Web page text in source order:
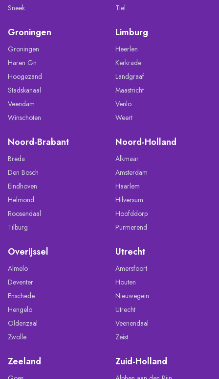
Sneek
Tiel
Groningen
Groningen
Haren Gn
Hoogezand
Stadskanaal
Veendam
Winschoten
Limburg
Heerlen
Kerkrade
Landgraaf
Maastricht
Venlo
Weert
Noord-Brabant
Breda
Den Bosch
Eindhoven
Helmond
Roosendaal
Tilburg
Noord-Holland
Alkmaar
Amsterdam
Haarlem
Hilversum
Hoofddorp
Purmerend
Overijssel
Almelo
Deventer
Enschede
Hengelo
Oldenzaal
Zwolle
Utrecht
Amersfoort
Houten
Nieuwegein
Utrecht
Veenendaal
Zeist
Zeeland Zuid-Holland